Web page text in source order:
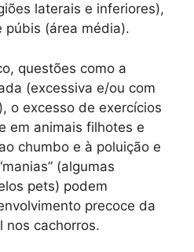
laterais e inferiores),
púbis (área média).
questões como a
(excessiva e/ou com
o excesso de exercícios
em animais filhotes e
chumbo e à poluição e
(algumas
pets) podem
precoce da
nos cachorros.